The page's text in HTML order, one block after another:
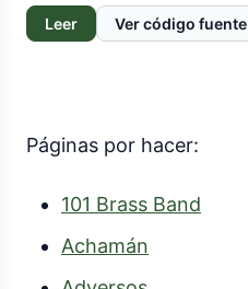
Leer Ver código fuente
Páginas por hacer:
Achamán